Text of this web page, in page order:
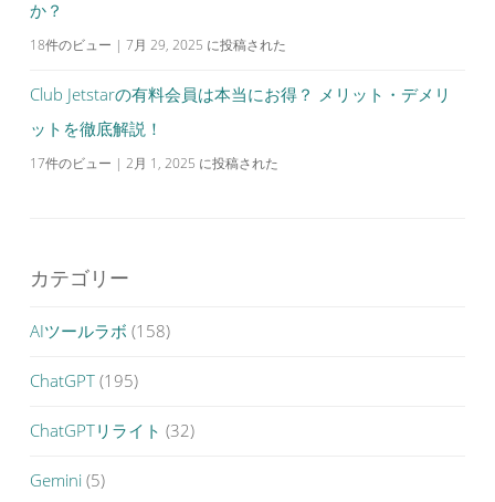
か？
18件のビュー | 7月 29, 2025 に投稿された
Club Jetstarの有料会員は本当にお得？ メリット・デメリ
ットを徹底解説！
17件のビュー | 2月 1, 2025 に投稿された
カテゴリー
AIツールラボ (158)
ChatGPT (195)
ChatGPTリライト (32)
Gemini (5)